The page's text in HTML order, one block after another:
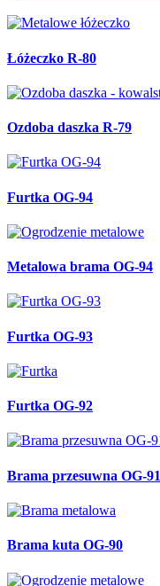
Łóżeczko R-80
Ozdoba daszka R-79
Furtka OG-94
Metalowa brama OG-94
Furtka OG-93
Furtka OG-92
Brama przesuwna OG-91
Brama kuta OG-90